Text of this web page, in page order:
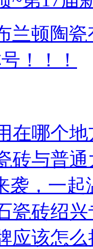
兰顿陶
！！！
在哪个
砖与普
袭，一
瓷砖绍
应该怎么